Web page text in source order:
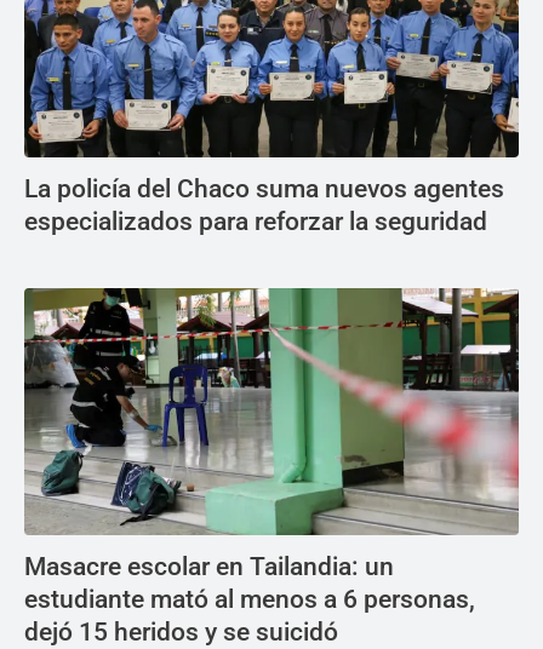
La policía del Chaco suma nuevos agentes
especializados para reforzar la seguridad
Masacre escolar en Tailandia: un
estudiante mató al menos a 6 personas,
dejó 15 heridos y se suicidó